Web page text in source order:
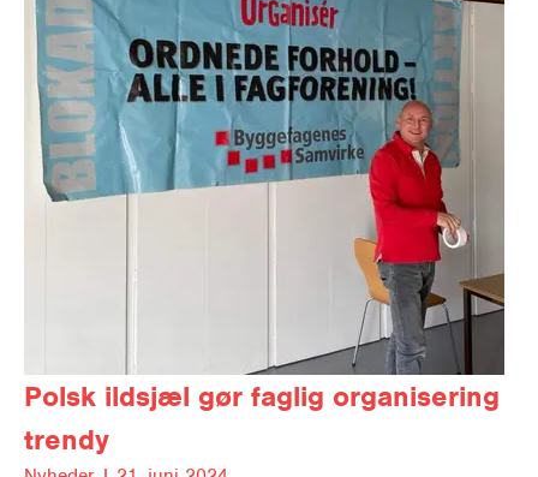
Polsk ildsjæl gør faglig organisering
trendy